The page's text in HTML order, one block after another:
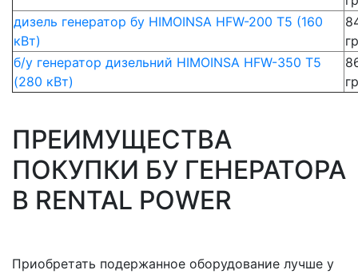
дизель генератор бу HIMOINSA HFW-200 T5 (160
кВт)
б/у генератор дизельний HIMOINSA HFW-350 T5
(280 кВт)
ПРЕИМУЩЕСТВА
ПОКУПКИ БУ ГЕНЕРАТОРА
В RENTAL POWER
Приобретать подержанное оборудование лучше у